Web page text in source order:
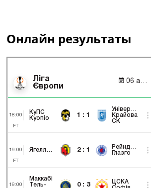
Онлайн результаты